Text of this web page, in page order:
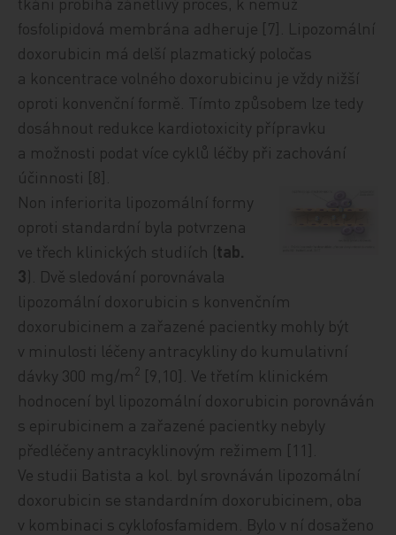
fosfolipidová membrána adheruje [7]. Lipozomální
doxorubicin má delší plazmatický poločas
a koncentrace volného doxorubicinu je vždy nižší
oproti konvenční formě. Tímto způsobem lze tedy
dosáhnout redukce kardiotoxicity přípravku
a možnosti podat více cyklů léčby při zachování
účinnosti [8].
Non inferiorita lipozomální formy
oproti standardní byla potvrzena
ve třech klinických studiích (tab.
3). Dvě sledování porovnávala
lipozomální doxorubicin s konvenčním
doxorubicinem a zařazené pacientky mohly být
v minulosti léčeny antracykliny do kumulativní
dávky 300 mg/m 2 [9,10]. Ve třetím klinickém
hodnocení byl lipozomální doxorubicin porovnáván
s epirubicinem a zařazené pacientky nebyly
předléčeny antracyklinovým režimem [11].
Ve studii Batista a kol. byl srovnáván lipozomální
doxorubicin se standardním doxorubicinem, oba
v kombinaci s cyklofosfamidem. Bylo v ní dosaženo